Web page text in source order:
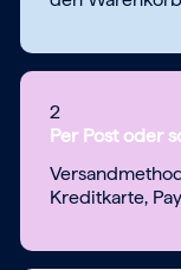
2
Per Post oder
Kreditkarte,